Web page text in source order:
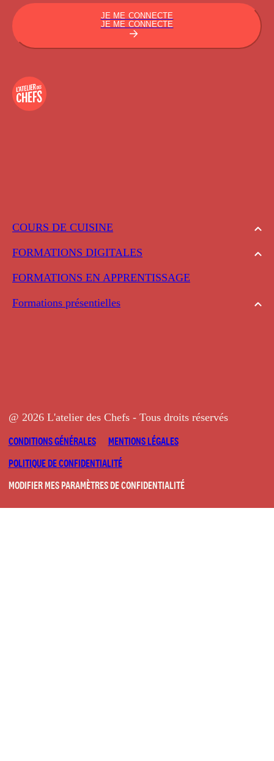
COURS DE CUISINE
FORMATIONS DIGITALES
FORMATIONS EN APPRENTISSAGE
Formations présentielles
JE ME CONNECTE
JE ME CONNECTE
@ 2026 L'atelier des Chefs - Tous droits réservés
CONDITIONS GÉNÉRALES
MENTIONS LÉGALES
POLITIQUE DE CONFIDENTIALITÉ
MODIFIER MES PARAMÈTRES DE CONFIDENTIALITÉ